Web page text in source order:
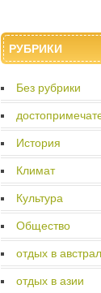
РУБРИКИ
Без рубрики
История
Климат
Культура
Общество
отдых в
отдых в азии